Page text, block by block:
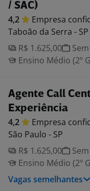
/ SAC)
4,2 Empresa
Taboão da Serra - SP
R$ 1.625,00
Ensino Médio (2º
Agente Call
Experiência
4,2 Empresa
São Paulo - SP
R$ 1.625,00
Ensino Médio (2º
Vagas semelhantes